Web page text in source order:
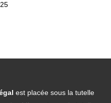
est placée sous la tutelle